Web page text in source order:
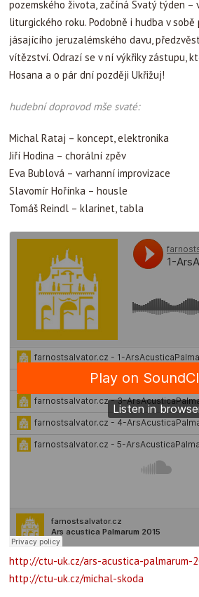
pozemského života, začíná Svatý týden –
liturgického roku. Podobně i hudba v
jásajícího jeruzalémského davu,
vítězství. Odrazí se v ní výkřiky zástupu,
Hosana a o pár dní později Ukřižuj!
hudební doprovod mše svaté:
Michal Rataj – koncept, elektronika
Jiří Hodina – chorální zpěv
Eva Bublová – varhanní improvizace
Slavomír Hořínka – housle
Tomáš Reindl – klarinet, tabla
http://ctu-uk.cz/ars-acustica-palmarum-
http://ctu-uk.cz/michal-skoda